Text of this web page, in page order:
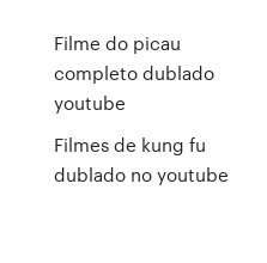
Filme do picau
completo dublado
youtube
Filmes de kung fu
dublado no youtube